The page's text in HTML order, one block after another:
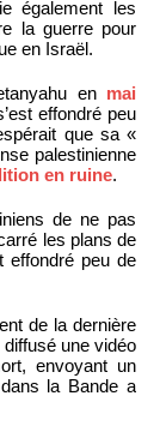
également les
la guerre pour
en Israël.
en mai
effondré peu
que sa «
palestinienne
en ruine.
de ne pas
les plans de
effondré peu de
de la dernière
une vidéo
envoyant un
la Bande a